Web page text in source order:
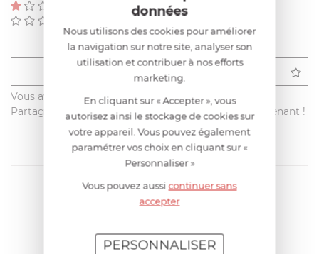
Déposer un avis
Vous avez acheté ce produit sur francisbatt.com ?
Partagez votre avis avec les autres clients dès maintenant !
données
Nous utilisons des cookies pour améliorer
la navigation sur notre site, analyser son
utilisation et contribuer à nos efforts
marketing.
En cliquant sur « Accepter », vous
autorisez ainsi le stockage de cookies sur
votre appareil. Vous pouvez également
paramétrer vos choix en cliquant sur «
Personnaliser »
Vous pouvez aussicontinuer sans
accepter
PERSONNALISER